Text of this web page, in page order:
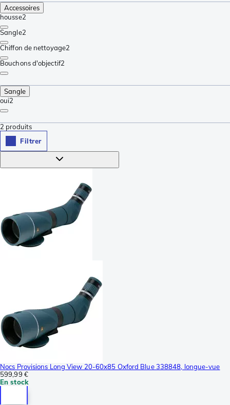
Accessoires
housse2
Sangle2
Chiffon de nettoyage2
Bouchons d'objectif2
Sangle
oui2
2 produits
Filtrer
Nocs Provisions Long View 20-60x85 Oxford Blue 338848, longue-vue
599,99 €
En stock